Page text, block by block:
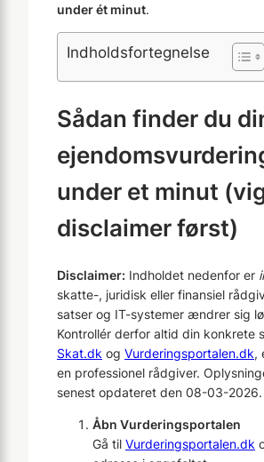
under ét minut.
Indholdsfortegnelse
Sådan finder du
under et minut
disclaimer først)
Disclaimer: Indholdet nedenfor er
skatte-, juridisk eller finansiel
satser og IT-systemer ændrer sig
Kontrollér derfor altid din konkrete
Skat.dk og Vurderingsportalen.dk,
en professionel rådgiver.
senest opdateret den 08-03-2026.
Åbn Vurderingsportalen
Gå til Vurderingsportalen.dk